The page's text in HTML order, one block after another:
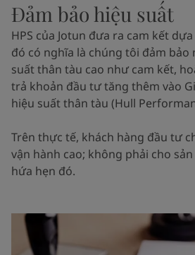
Đảm bảo hiệu suất
HPS của Jotun đưa ra cam kết
đó có nghĩa là chúng tôi đảm bảo
suất thân tàu cao như cam kết,
trả khoản đầu tư tăng thêm vào
hiệu suất thân tàu (Hull
Trên thực tế, khách hàng đầu tư
vận hành cao; không phải cho
hứa hẹn đó.